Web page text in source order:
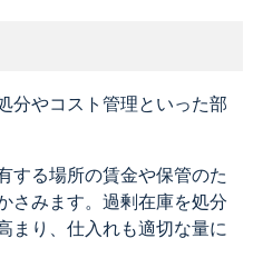
分やコスト管理といった部
する場所の賃金や保管のた
さみます。過剰在庫を処分
まり、仕入れも適切な量に